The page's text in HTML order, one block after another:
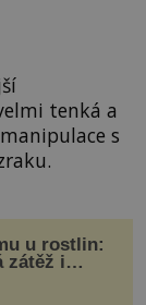
tenká a
s
u rostlin:
zátěž i